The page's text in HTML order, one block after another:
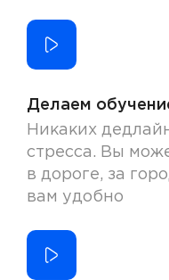
Делаем
Никаких
стресса. Вы
в дороге, за
вам удобно